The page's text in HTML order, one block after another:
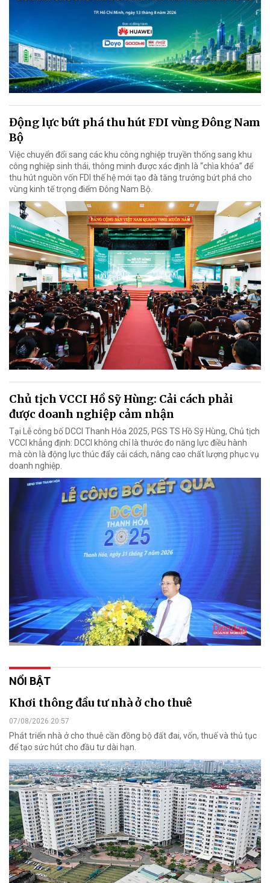
Động lực bứt phá thu hút FDI vùng Đông Nam
Bộ
Việc chuyển đổi sang các khu công nghiệp truyền thống sang khu
công nghiệp sinh thái, thông minh được xác định là “chìa khóa” để
thu hút nguồn vốn FDI thế hệ mới tạo đà tăng trưởng bứt phá cho
vùng kinh tế trọng điểm Đông Nam Bộ.
Chủ tịch VCCI Hồ Sỹ Hùng: Cải cách phải
được doanh nghiệp cảm nhận
Tại Lễ công bố DCCI Thanh Hóa 2025, PGS TS Hồ Sỹ Hùng, Chủ tịch
VCCI khẳng định: DCCI không chỉ là thước đo năng lực điều hành
mà còn là động lực thúc đẩy cải cách, nâng cao chất lượng phục vụ
doanh nghiệp.
NỔI BẬT
Khơi thông đầu tư nhà ở cho thuê
07/08/2026 20:57
Phát triển nhà ở cho thuê cần đồng bộ đất đai, vốn, thuế và thủ tục
để tạo sức hút cho đầu tư dài hạn.